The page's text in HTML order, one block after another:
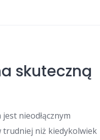
skuteczną
nieodłącznym
trudniej niż kiedykolwiek